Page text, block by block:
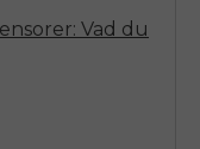
Vad du